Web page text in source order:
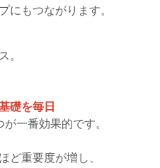
にもつながります。
。
礎を毎日
一番効果的です。
ど重要度が増し、